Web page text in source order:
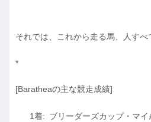
それでは、これから走る馬、人すべ
*
[Baratheaの主な競走成績]
ブリーダーズカップ・マイ